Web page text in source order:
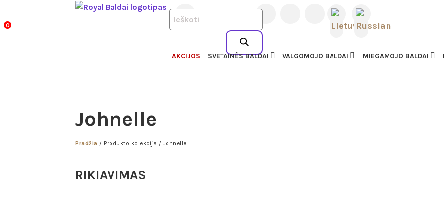
turinio
ROYAL BALDAI |
BALDAI
0
PRODUCTS
SEARCH
AKCIJOS SVETAINĖS BALDAI VALGOMOJO BALDAI MIEGAMOJO BALDAI
Johnelle
Pradžia / Produkto kolekcija / Johnelle
RIKIAVIMAS